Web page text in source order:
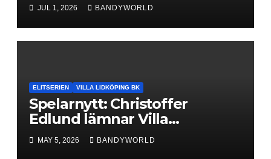
JUL 1, 2026 BANDYWORLD
ELITSERIEN VILLA LIDKÖPING BK
Spelarnytt: Christoffer
Edlund lämnar Villa
Lidköping – bryter kontraktet
ett år i förtid
MAY 5, 2026 BANDYWORLD